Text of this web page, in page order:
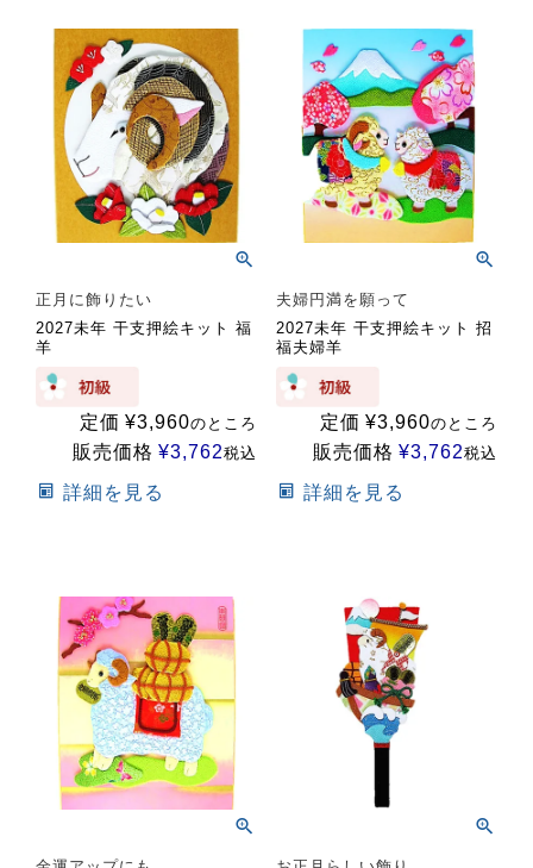
正月に飾りたい
2027未年 干支押絵キット 福
羊
定価 ¥3,960のところ
販売価格 ¥3,762税込
詳細を見る
夫婦円満を願って
2027未年 干支押絵キット 招
福夫婦羊
定価 ¥3,960のところ
販売価格 ¥3,762税込
詳細を見る